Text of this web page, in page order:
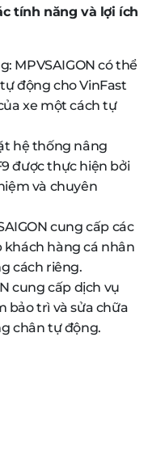
tính năng và lợi ích
MPVSAIGON có thể
động cho VinFast
xe một cách tự
hệ thống nâng
được thực hiện bởi
và chuyên
cung cấp các
hàng cá nhân
cách riêng.
cung cấp dịch vụ
bảo trì và sửa chữa
chân tự động.